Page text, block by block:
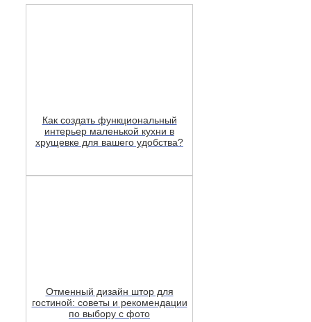
Как создать функциональный
интерьер маленькой кухни в
хрущевке для вашего удобства?
Отменный дизайн штор для
гостиной: советы и рекомендации
по выбору с фото